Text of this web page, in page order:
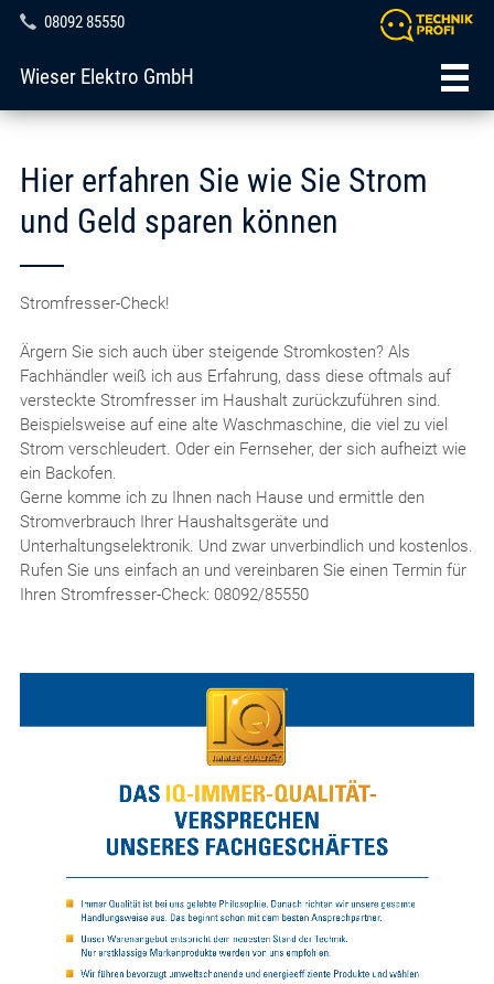
08092 85550
Wieser Elektro GmbH
Hier erfahren Sie wie Sie Strom
und Geld sparen können
Stromfresser-Check!
Ärgern Sie sich auch über steigende Stromkosten? Als
Fachhändler weiß ich aus Erfahrung, dass diese oftmals auf
versteckte Stromfresser im Haushalt zurückzuführen sind.
Beispielsweise auf eine alte Waschmaschine, die viel zu viel
Strom verschleudert. Oder ein Fernseher, der sich aufheizt wie
ein Backofen.
Gerne komme ich zu Ihnen nach Hause und ermittle den
Stromverbrauch Ihrer Haushaltsgeräte und
Unterhaltungselektronik. Und zwar unverbindlich und kostenlos.
Rufen Sie uns einfach an und vereinbaren Sie einen Termin für
Ihren Stromfresser-Check: 08092/85550